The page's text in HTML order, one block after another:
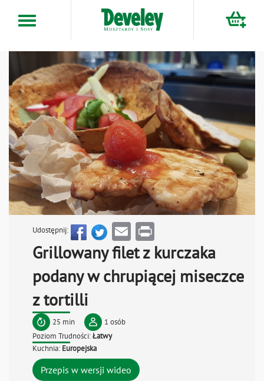
Udostępnij: Email
Grillowany filet z kurczaka
podany w chrupiącej miseczce
z tortilli
25 min
1 osób
Poziom Trudności:Łatwy
Kuchnia: Europejska
Przepis w wersji wideo